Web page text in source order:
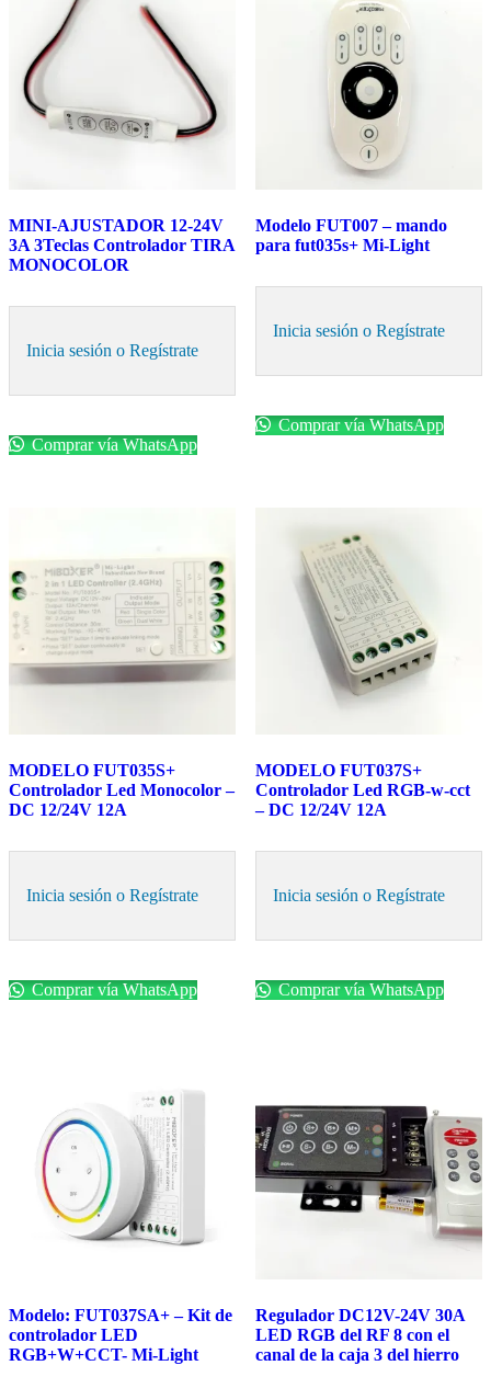
MINI-AJUSTADOR 12-24V
3A 3Teclas Controlador TIRA
MONOCOLOR
Inicia sesión o Regístrate
Comprar vía WhatsApp
Modelo FUT007 – mando
para fut035s+ Mi-Light
Inicia sesión o Regístrate
Comprar vía WhatsApp
MODELO FUT035S+
Controlador Led Monocolor –
DC 12/24V 12A
Inicia sesión o Regístrate
Comprar vía WhatsApp
MODELO FUT037S+
Controlador Led RGB-w-cct
– DC 12/24V 12A
Inicia sesión o Regístrate
Comprar vía WhatsApp
Modelo: FUT037SA+ – Kit de
controlador LED
RGB+W+CCT- Mi-Light
Regulador DC12V-24V 30A
LED RGB del RF 8 con el
canal de la caja 3 del hierro